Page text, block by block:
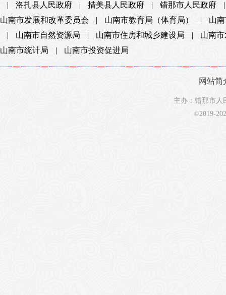
洛扎县人民政府 措美县人民政府 错那市人民政府
山南市发展和改革委员会
山南市教育局（体育局）
山
山南市自然资源局 山南市住房和城乡建设局
山南
山南市统计局
山南市投资促进局
网站简
主办：错那市
©2019-